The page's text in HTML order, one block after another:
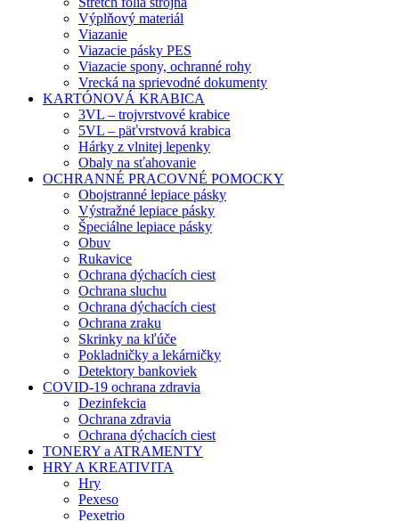
Výplňový materiál
Viazanie
Viazacie pásky PES
Viazacie spony, ochranné rohy
Vrecká na sprievodné dokumenty
KARTÓNOVÁ KRABICA
3VL – trojvrstvové krabice
5VL – päťvrstvová krabica
Hárky z vlnitej lepenky
Obaly na sťahovanie
OCHRANNÉ PRACOVNÉ POMOCKY
Obojstranné lepiace pásky
Výstražné lepiace pásky
Špeciálne lepiace pásky
Obuv
Rukavice
Ochrana dýchacích ciest
Ochrana sluchu
Ochrana dýchacích ciest
Ochrana zraku
Skrinky na kľúče
Pokladničky a lekárničky
Detektory bankoviek
COVID-19 ochrana zdravia
Dezinfekcia
Ochrana zdravia
Ochrana dýchacích ciest
TONERY a ATRAMENTY
HRY A KREATIVITA
Hry
Pexeso
Pexetrio